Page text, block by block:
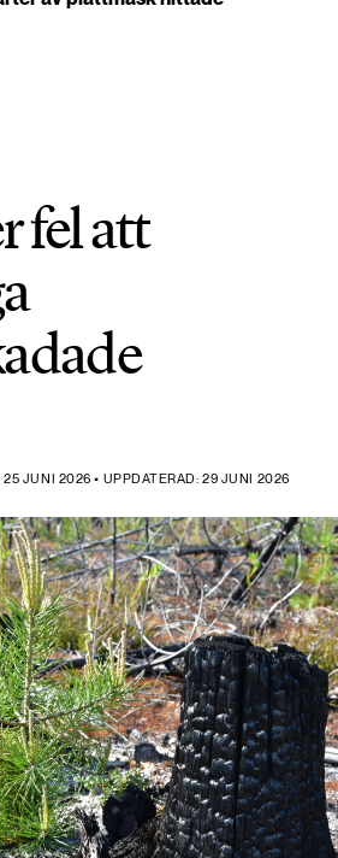
fel att
JUNI 2026 • UPPDATERAD: 29 JUNI 2026